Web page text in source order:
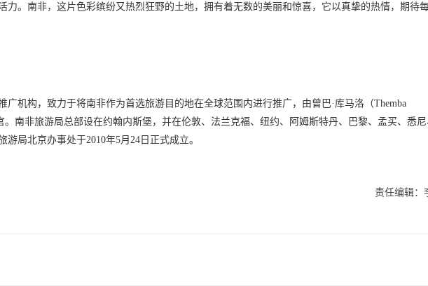
力。南非，这片色彩缤纷又热烈狂野的土地，拥有着无数的美丽和惊喜，它以真挚的热情，期待
广机构，致力于将南非作为首选旅游目的地在全球范围内进行推广，由曾巴·库马洛（Themba
。南非旅游局总部设在约翰内斯堡，并在伦敦、法兰克福、纽约、阿姆斯特丹、巴黎、孟买、悉尼
局北京办事处于2010年5月24日正式成立。
责任编辑：